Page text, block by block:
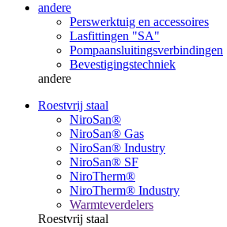
andere
Perswerktuig en accessoires
Lasfittingen "SA"
Pompaansluitingsverbindingen
Bevestigingstechniek
andere
Roestvrij staal
NiroSan®
NiroSan® Gas
NiroSan® Industry
NiroSan® SF
NiroTherm®
NiroTherm® Industry
Warmteverdelers
Roestvrij staal